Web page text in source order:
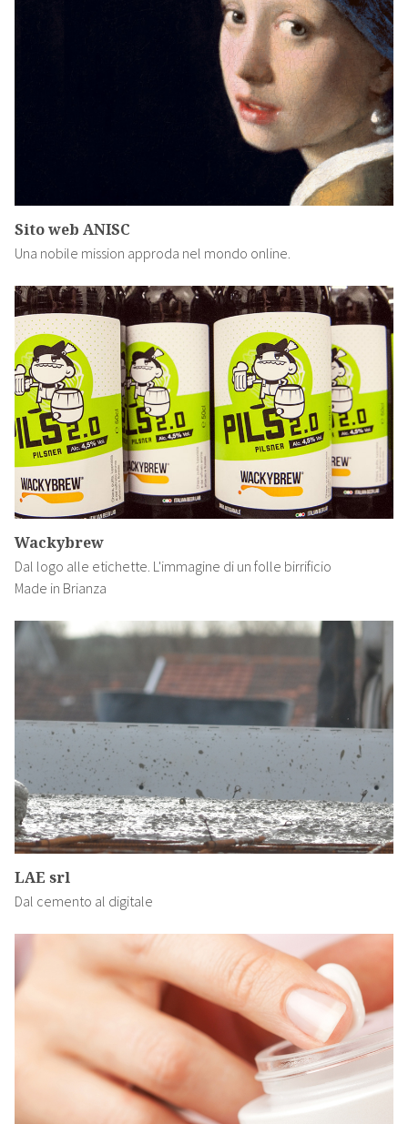
Sito web ANISC
Una nobile mission approda nel mondo online.
Wackybrew
Dal logo alle etichette. L'immagine di un folle birrificio
Made in Brianza
LAE srl
Dal cemento al digitale